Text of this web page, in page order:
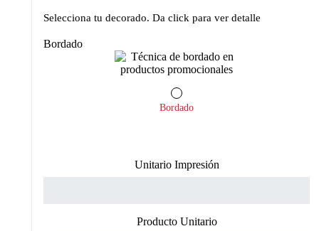
Selecciona tu decorado. Da click para ver detalle
Bordado
Bordado
Unitario Impresión
Producto Unitario